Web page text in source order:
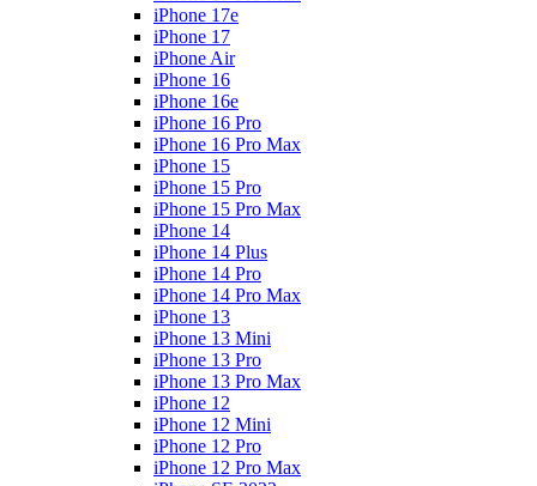
iPhone 17e
iPhone 17
iPhone Air
iPhone 16
iPhone 16e
iPhone 16 Pro
iPhone 16 Pro Max
iPhone 15
iPhone 15 Pro
iPhone 15 Pro Max
iPhone 14
iPhone 14 Plus
iPhone 14 Pro
iPhone 14 Pro Max
iPhone 13
iPhone 13 Mini
iPhone 13 Pro
iPhone 13 Pro Max
iPhone 12
iPhone 12 Mini
iPhone 12 Pro
iPhone 12 Pro Max